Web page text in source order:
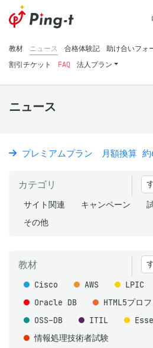
教材 ニュース 合格体験記 助け合いフォ
割引チケット
FAQ 法人プラン
ニュース
プレミアムプラン 月額換算 約
カテゴリ
サイト関連 キャンペーン
その他
教材
Cisco AWS LPIC
Oracle DB
HTML5プロ
OSS-DB
ITIL
情報処理技術者試験